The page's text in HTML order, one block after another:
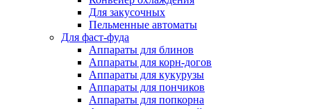
Для закусочных
Пельменные автоматы
Для фаст-фуда
Аппараты для блинов
Аппараты для корн-догов
Аппараты для кукурузы
Аппараты для пончиков
Аппараты для попкорна